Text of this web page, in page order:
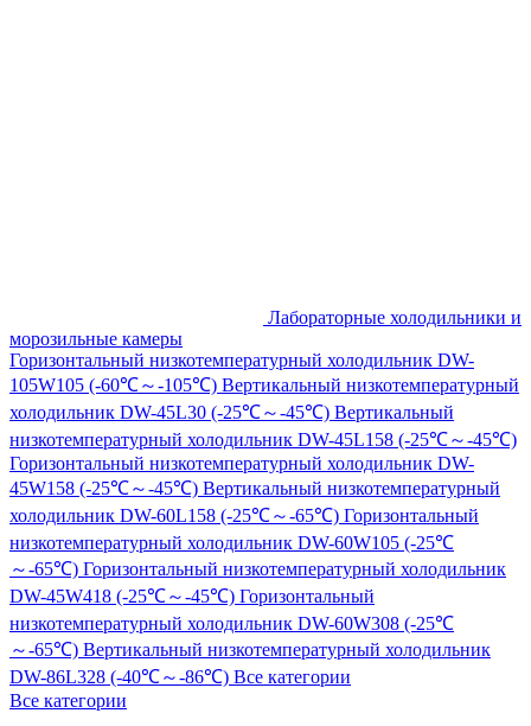
Лабораторные холодильники и
морозильные камеры
Горизонтальный низкотемпературный холодильник DW-
105W105 (-60℃～-105℃) Вертикальный низкотемпературный
холодильник DW-45L30 (-25℃～-45℃) Вертикальный
низкотемпературный холодильник DW-45L158 (-25℃～-45℃)
Горизонтальный низкотемпературный холодильник DW-
45W158 (-25℃～-45℃) Вертикальный низкотемпературный
холодильник DW-60L158 (-25℃～-65℃) Горизонтальный
низкотемпературный холодильник DW-60W105 (-25℃
～-65℃) Горизонтальный низкотемпературный холодильник
DW-45W418 (-25℃～-45℃) Горизонтальный
низкотемпературный холодильник DW-60W308 (-25℃
～-65℃) Вертикальный низкотемпературный холодильник
DW-86L328 (-40℃～-86℃) Все категории
Все категории